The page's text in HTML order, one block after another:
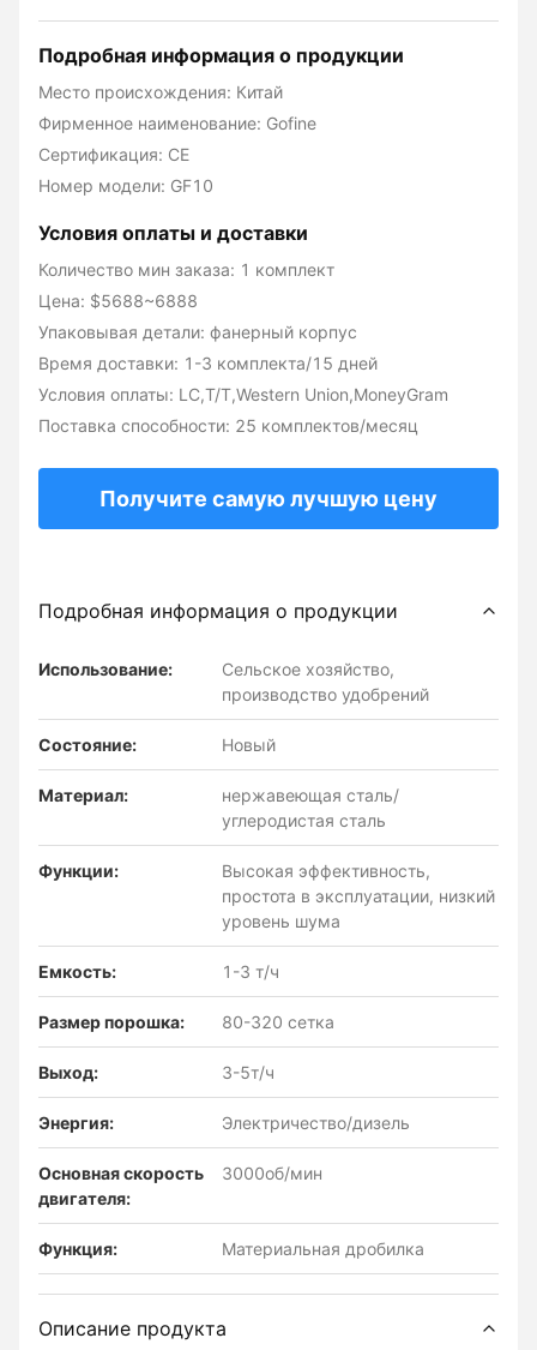
Подробная информация о продукции
Место происхождения: Китай
Фирменное наименование: Gofine
Сертификация: CE
Номер модели: GF10
Условия оплаты и доставки
Количество мин заказа: 1 комплект
Цена: $5688~6888
Упаковывая детали: фанерный корпус
Время доставки: 1-3 комплекта/15 дней
Условия оплаты: LC,T/T,Western Union,MoneyGram
Поставка способности: 25 комплектов/месяц
Получите самую лучшую цену
Подробная информация о продукции
Использование:
Сельское хозяйство,
производство удобрений
Состояние: Новый
Материал:
нержавеющая сталь/
углеродистая сталь
Функции:
Высокая эффективность,
простота в эксплуатации, низкий
уровень шума
Емкость: 1-3 т/ч
Размер порошка: 80-320 сетка
Выход: 3-5т/ч
Энергия: Электричество/дизель
Основная скорость
двигателя:
3000об/мин
Функция: Материальная дробилка
Описание продукта